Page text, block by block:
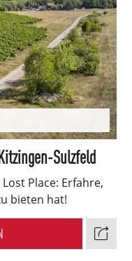
Sulzfeld
Place: Erfahre,
bieten hat!